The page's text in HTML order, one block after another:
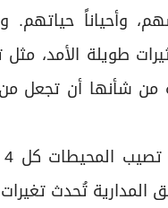
وأحياناً حياتهم.
طويلة الأمد،
شأنها أن تجعل
المدارية تُحدث